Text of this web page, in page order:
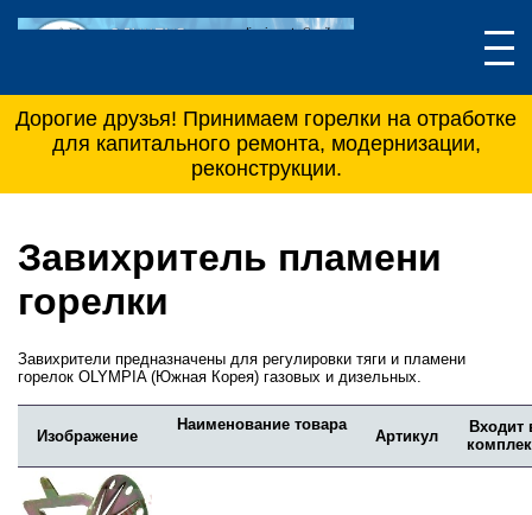
Дорогие друзья! Принимаем горелки на отработке
для капитального ремонта, модернизации,
реконструкции.
Завихритель пламени
горелки
Завихрители предназначены для регулировки тяги и пламени
горелок OLYMPIA (Южная Корея) газовых и дизельных
Изображение
Наименование товара
Артикул
Входит